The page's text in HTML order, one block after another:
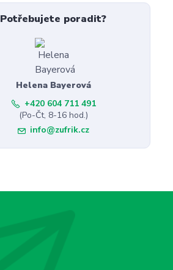
Potřebujete poradit?
Helena Bayerová
+420 604 711 491
(Po-Čt, 8-16 hod.)
info@zufrik.cz